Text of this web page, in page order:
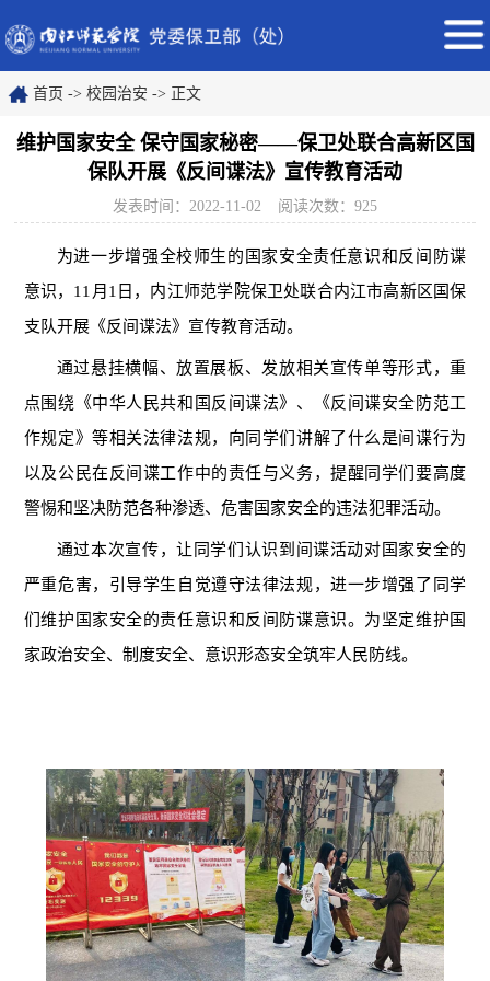
首页 -> 校园治安 -> 正文
维护国家安全 保守国家秘密——保卫处联合高新区国
保队开展《反间谍法》宣传教育活动
发表时间：2022-11-02 阅读次数： 925
为进一步增强全校师生的国家安全责任意识和反间防谍
意识， 11月 1 日 ， 内江师范学院保卫处联合内江市高新区国保
支队开展《反间谍法》 宣传教育活动。
通过悬挂横幅、放置展板、发放相关宣传单等形式，重
点围绕《中华人民共和国反间谍法》、《反间谍安全防范工
作规定》等相关法律法规，向同学们讲解了什么是间谍行为
以及公民在反间谍工作中的责任与义务，提醒同学们要高度
警惕和坚决防范各种渗透、危害国家安全的违法犯罪活动。
通过本次宣传，让 同学们认识到间谍活动对国家安全的
严重危害，引导学生自觉遵守法律法规，进一步增强了同学
们维护国家安全的责任意识和反间防谍意识。为坚定维护国
家政治安全、制度安全、意识形态安全筑牢人民防线。